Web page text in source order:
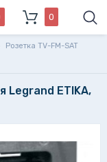
0
Розетка TV-FM-SAT
Legrand ETIKA,